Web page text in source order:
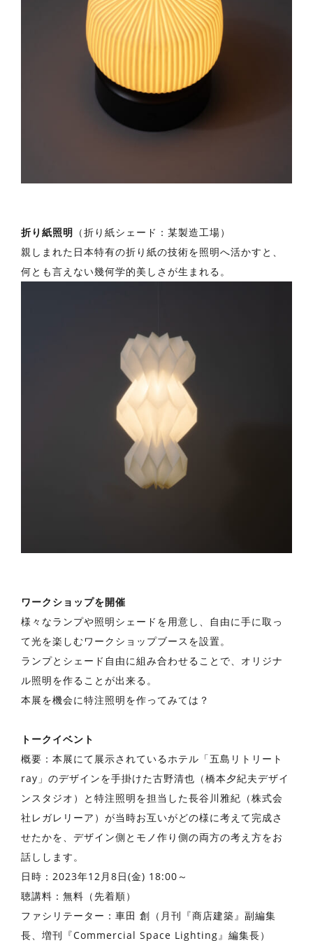
折り紙照明 （折り紙シェード：某製造工場）
親しまれた日本特有の折り紙の技術を照明へ活かすと、
何とも言えない幾何学的美しさが生まれる。
ワークショップを開催
様々なランプや照明シェードを用意し、自由に手に取っ
て光を楽しむワークショップブースを設置。
ランプとシェード自由に組み合わせることで、オリジナ
ル照明を作ることが出来る。
本展を機会に特注照明を作ってみては？
トークイベント
概要：本展にて展示されているホテル「五島リトリート
ray」のデザインを手掛けた古野清也（橋本夕紀夫デザイ
ンスタジオ）と特注照明を担当した長谷川雅紀（株式会
社レガレリーア）が当時お互いがどの様に考えて完成さ
せたかを、デザイン側とモノ作り側の両方の考え方をお
話しします。
日時：2023年12月8日(金) 18:00～
聴講料：無料（先着順）
ファシリテーター：車田 創（月刊『商店建築』副編集
長、増刊『Commercial Space Lighting』編集長）